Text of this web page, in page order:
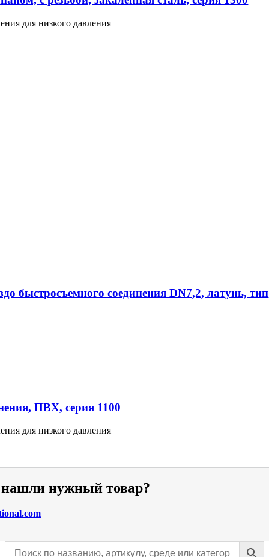
для низкого давления
быстросъемного соединения DN7,2, латунь, тип
ПВХ, серия 1100
для низкого давления
нужный товар?